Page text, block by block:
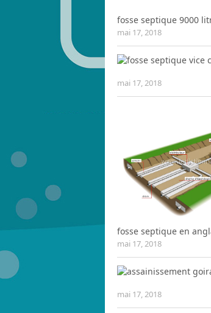
fosse septique 9000
mai 17, 2018
mai 17, 2018
fosse septique en
mai 17, 2018
mai 17, 2018